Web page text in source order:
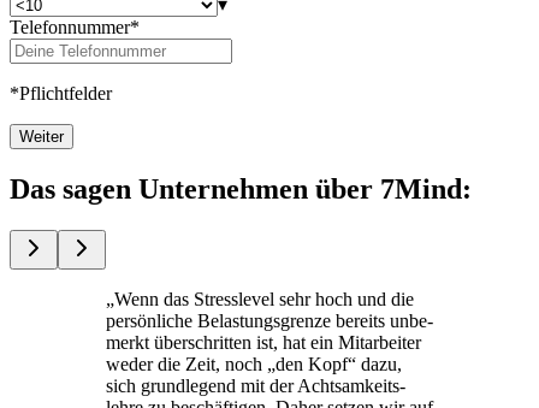
▾
Telefonnummer*
*Pflichtfelder
Weiter
Das sagen Unternehmen über 7Mind:
„Wenn das Stress­le­vel sehr hoch und die
per­sön­li­che Belas­tungs­grenze bereits unbe­
merkt über­schrit­ten ist, hat ein Mit­ar­bei­ter
weder die Zeit, noch „den Kopf“ dazu,
sich grund­le­gend mit der Acht­sam­keits­